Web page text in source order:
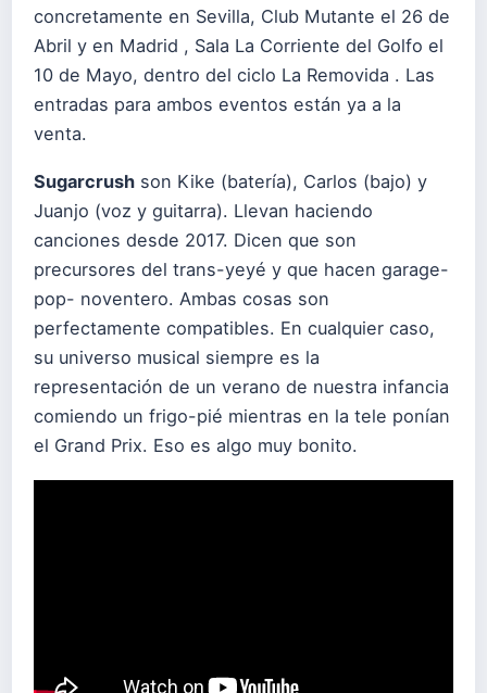
concretamente en Sevilla, Club Mutante el 26 de
Abril y en Madrid , Sala La Corriente del Golfo el
10 de Mayo, dentro del ciclo La Removida . Las
entradas para ambos eventos están ya a la
venta.
Sugarcrush son Kike (batería), Carlos (bajo) y
Juanjo (voz y guitarra). Llevan haciendo
canciones desde 2017. Dicen que son
precursores del trans-yeyé y que hacen garage-
pop- noventero. Ambas cosas son
perfectamente compatibles. En cualquier caso,
su universo musical siempre es la
representación de un verano de nuestra infancia
comiendo un frigo-pié mientras en la tele ponían
el Grand Prix. Eso es algo muy bonito.